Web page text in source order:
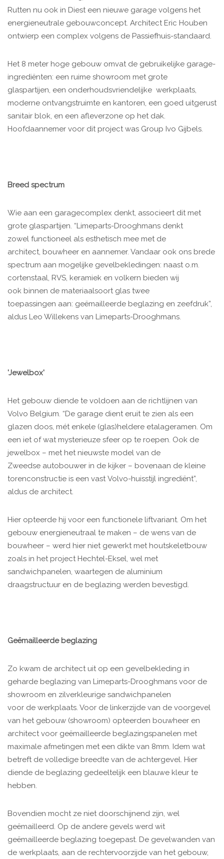
Rutten nu ook in Diest een nieuwe garage volgens het
energieneutrale gebouwconcept. Architect Eric Houben
ontwierp een complex volgens de Passiefhuis-standaard.
Het 8 meter hoge gebouw omvat de gebruikelijke garage-
ingrediënten: een ruime showroom met grote
glaspartijen, een onderhoudsvriendelijke werkplaats,
moderne ontvangstruimte en kantoren, een goed uitgerust
sanitair blok, en een afleverzone op het dak.
Hoofdaannemer voor dit project was Group Ivo Gijbels.
Breed spectrum
Wie aan een garagecomplex denkt, associeert dit met
grote glaspartijen. “Limeparts-Drooghmans denkt
zowel functioneel als esthetisch mee met de
architect, bouwheer en aannemer. Vandaar ook ons brede
spectrum aan mogelijke gevelbekledingen: naast o.m.
cortenstaal, RVS, keramiek en volkern bieden wij
ook binnen de materiaalsoort glas twee
toepassingen aan: geëmailleerde beglazing en zeefdruk”,
aldus Leo Willekens van Limeparts-Drooghmans.
'Jewelbox'
Het gebouw diende te voldoen aan de richtlijnen van
Volvo Belgium. “De garage dient eruit te zien als een
glazen doos, mét enkele (glas)heldere etalageramen. Om
een iet of wat mysterieuze sfeer op te roepen. Ook de
jewelbox – met het nieuwste model van de
Zweedse autobouwer in de kijker – bovenaan de kleine
torenconstructie is een vast Volvo-huisstijl ingrediënt”,
aldus de architect.
Hier opteerde hij voor een functionele liftvariant. Om het
gebouw energieneutraal te maken – de wens van de
bouwheer – werd hier niet gewerkt met houtskeletbouw
zoals in het project Hechtel-Eksel, wel met
sandwichpanelen, waartegen de aluminium
draagstructuur en de beglazing werden bevestigd.
Geëmailleerde beglazing
Zo kwam de architect uit op een gevelbekleding in
geharde beglazing van Limeparts-Drooghmans voor de
showroom en zilverkleurige sandwichpanelen
voor de werkplaats. Voor de linkerzijde van de voorgevel
van het gebouw (showroom) opteerden bouwheer en
architect voor geëmailleerde beglazingspanelen met
maximale afmetingen met een dikte van 8mm. Idem wat
betreft de volledige breedte van de achtergevel. Hier
diende de beglazing gedeeltelijk een blauwe kleur te
hebben.
Bovendien mocht ze niet doorschijnend zijn, wel
geëmailleerd. Op de andere gevels werd wit
geëmailleerde beglazing toegepast. De gevelwanden van
de werkplaats, aan de rechtervoorzijde van het gebouw,